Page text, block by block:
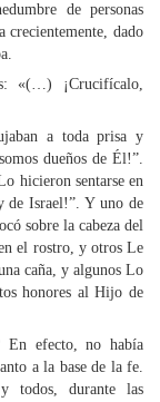
de personas
crecientemente, dado
«(…) ¡Crucifícalo,
a toda prisa y
dueños de Él!”.
hicieron sentarse en
de Israel!”. Y uno de
sobre la cabeza del
el rostro, y otros Le
caña, y algunos Lo
honores al Hijo de
En efecto, no había
a la base de la fe.
todos, durante las